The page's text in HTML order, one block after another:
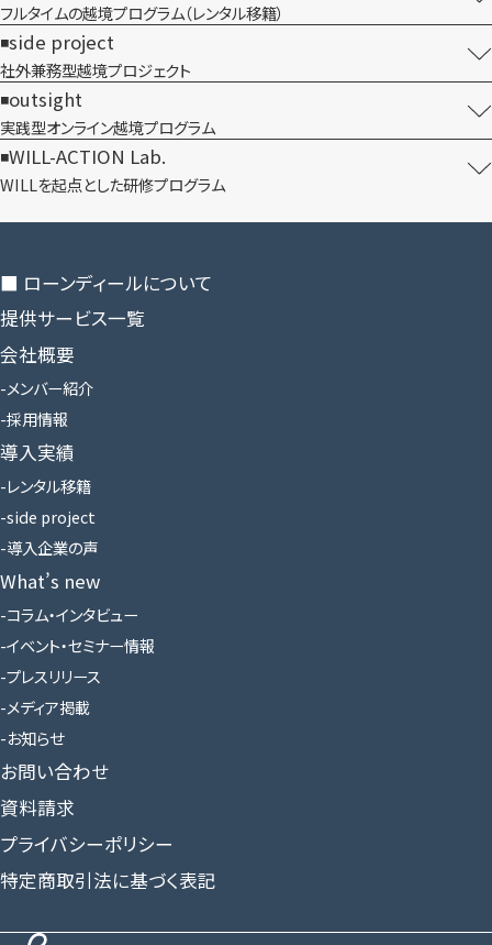
フルタイムの越境プログラム​（レンタル移籍）
side project
社外兼務型​越境プロジェクト
outsight
実践型オンライン​越境プログラム
WILL-ACTION Lab.
WILLを​起点とした​研修プログラム
■ ローンディールに​ついて
提供サービス一覧
会社概要
メンバー紹介
採用情報
導入実績
レンタル移籍
side project
導入企業の声
What’s new
コラム・インタビュー
イベント・セミナー情報
プレスリリース
メディア掲載
お知らせ
お問い合わせ
資料請求
プライバシーポリシー
特定商取引法に基づく表記